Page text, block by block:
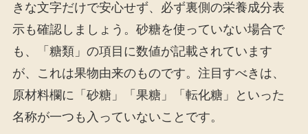
きな文字だけで安心せず、必ず裏側の栄養成分表
示も確認しましょう。砂糖を使っていない場合で
も、「糖類」の項目に数値が記載されています
が、これは果物由来のものです。注目すべきは、
原材料欄に「砂糖」「果糖」「転化糖」といった
名称が一つも入っていないことです。